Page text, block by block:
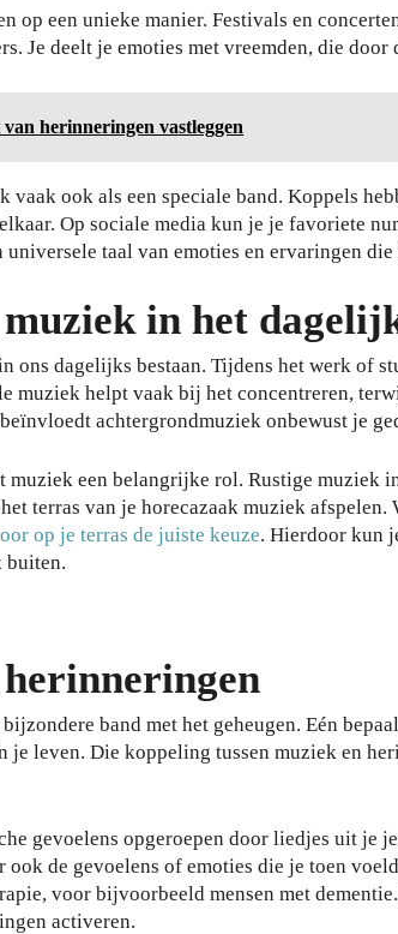
op een unieke manier. Festivals en
Je deelt je emoties met vreemden, die
herinneringen vastleggen
vaak ook als een speciale band. Koppels
Op sociale media kun je je favoriete
taal van emoties en ervaringen
in het
ons dagelijks bestaan. Tijdens het werk of
muziek helpt vaak bij het concentreren,
achtergrondmuziek onbewust je
muziek een belangrijke rol. Rustige muziek
terras van je horecazaak muziek
op je terras de juiste keuze. Hierdoor kun
buiten.
band met het geheugen. Eén
je leven. Die koppeling tussen muziek en
gevoelens opgeroepen door liedjes uit je
ook de gevoelens of emoties die je toen
voor bijvoorbeeld mensen met
activeren.